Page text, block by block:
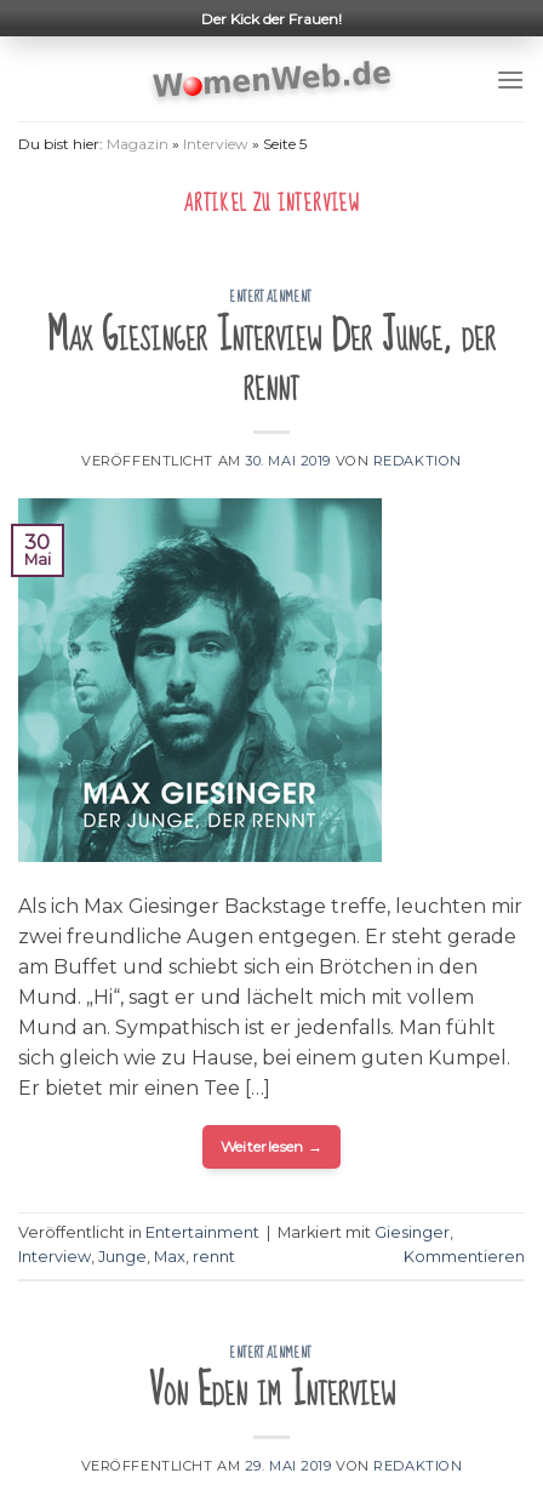
to
Der Kick der Frauen!
Du bist hier: Magazin » Interview » Seite 5
ARTIKEL ZUINTERVIEW
ENTERTAINMENT
Max Giesinger Interview Der Junge, der
rennt
VERÖFFENTLICHT AM30. MAI 2019 VON REDAKTION
30
Mai
Als ich Max Giesinger Backstage treffe, leuchten mir
zwei freundliche Augen entgegen. Er steht gerade
am Buffet und schiebt sich ein Brötchen in den
Mund. „Hi“, sagt er und lächelt mich mit vollem
Mund an. Sympathisch ist er jedenfalls. Man fühlt
sich gleich wie zu Hause, bei einem guten Kumpel.
Er bietet mir einen Tee […]
Weiterlesen →
Veröffentlicht in Entertainment Markiert mit Giesinger
Interview Junge Max rennt Kommentieren
ENTERTAINMENT
Von Eden im Interview
VERÖFFENTLICHT AM 29. MAI 2019 VON REDAKTION